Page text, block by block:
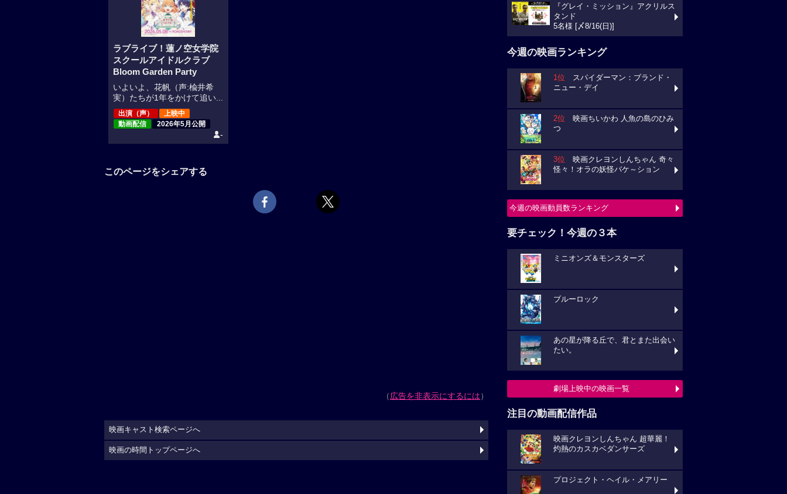
ラブライブ！蓮ノ空女学院
スクールアイドルクラブ
Bloom Garden Party
いよいよ、花帆（声:楡井希
実）たちが1年をかけて追い...
出演（声）
上映中
動画配信
2026年5月公開
-
このページをシェアする
（広告を非表示にするには）
『グレイ・ミッション』アクリルス
タンド
5名様 [〆8/16(日)]
今週の映画ランキング
1位 スパイダーマン：ブランド・
ニュー・デイ
2位 映画ちいかわ 人魚の島のひみ
つ
3位 映画クレヨンしんちゃん 奇々
怪々！オラの妖怪バケ～ション
今週の映画動員数ランキング
要チェック！今週の３本
ミニオンズ＆モンスターズ
ブルーロック
あの星が降る丘で、君とまた出会い
たい。
劇場上映中の映画一覧
注目の動画配信作品
映画クレヨンしんちゃん 超華麗！
灼熱のカスカベダンサーズ
プロジェクト・ヘイル・メアリー
映画キャスト検索ページへ
映画の時間トップページへ